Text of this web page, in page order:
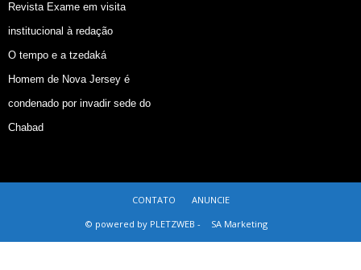
Revista Exame em visita
institucional à redação
O tempo e a tzedaká
Homem de Nova Jersey é
condenado por invadir sede do
Chabad
CONTATO
ANUNCIE
© powered by PLETZWEB -
SA Marketing